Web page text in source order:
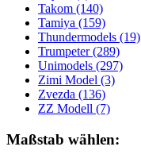
Takom (140)
Tamiya (159)
Thundermodels (19)
Trumpeter(289)
Unimodels (297)
Zimi Model (3)
Zvezda (136)
ZZ Modell (7)
Maßstab wählen: